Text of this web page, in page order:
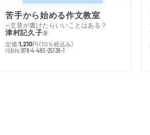
苦手から始める作文教室
─文章が書けたらいいことはある？
津村記久子著
定価:1,210円 （10％税込み）
ISBN:978-4-480-25138-1